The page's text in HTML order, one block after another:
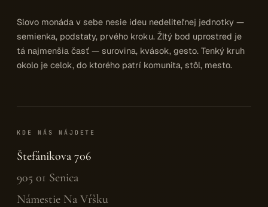
Slovo monáda v sebe nesie ideu nedeliteľnej jednotky —
semienka, podstaty, prvého kroku. Žltý bod uprostred je
tá najmenšia časť — surovina, kvások, gesto. Tenký kruh
okolo je celok, do ktorého patrí komunita, stôl, mesto.
KDE NÁS NÁJDETE
Štefánikova 706
905 01 Senica
Námestie Na Vŕšku